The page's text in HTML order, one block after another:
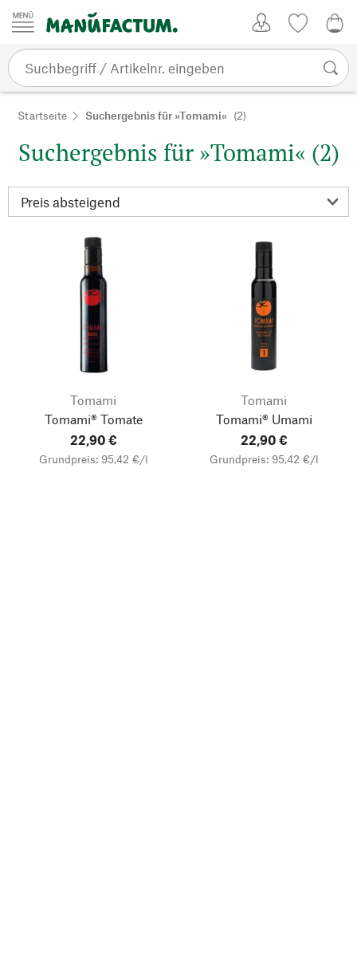
Zum Inhalt springen
Startseite Suchergebnis für »Tomami« (2)
Suchergebnis für »Tomami« (2)
Tomami
Tomami® Tomate
22,90 €
Grundpreis: 95,42 €/l
Tomami
Tomami® Umami
22,90 €
Grundpreis: 95,42 €/l